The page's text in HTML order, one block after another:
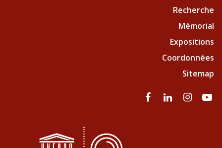
Recherche
Mémorial
Expositions
Coordonnées
Sitemap